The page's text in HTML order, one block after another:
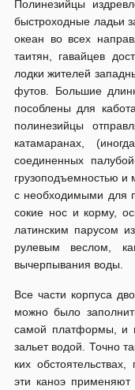
Полинезийцы
быстроход­ные ладьи
океан во всех
таитян, гавайцев
лодки жителей
футов. Большие
пособлены для
полинезийцы
катамаранах,
соединенных
грузоподъемностью и
с необходимыми для
со­кие нос и корму,
латинским па­ру­сом
рулевым веслом,
вычерпывания воды.
Все части корпуса
можно было
самой платформы, и
зальет водой. Точно
ких
эти каноэ при­меняют